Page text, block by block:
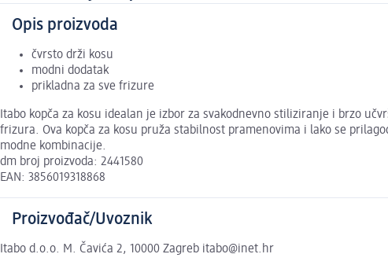
Opis proizvoda
čvrsto drži kosu
modni dodatak
prikladna za sve frizure
Itabo kopča za kosu idealan je izbor za svakodnevno stiliziranje i brzo
frizura. Ova kopča za kosu pruža stabilnost pramenovima i lako se
modne kombinacije.
dm broj proizvoda: 2441580
EAN: 3856019318868
Proizvođač/Uvoznik
Itabo d.o.o. M. Čavića 2, 10000 Zagreb itabo@inet.hr